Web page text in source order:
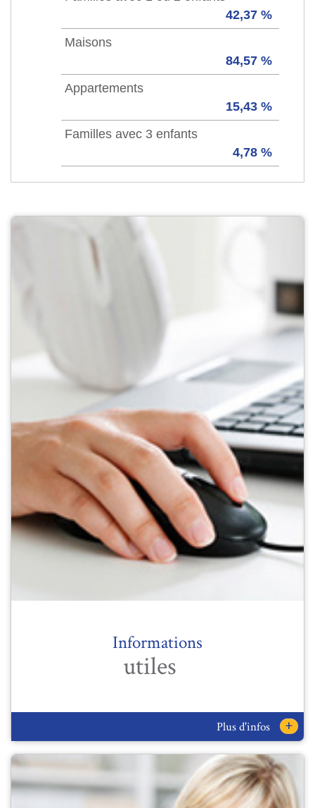
42,37 %
Maisons
84,57 %
Appartements
15,43 %
Familles avec 3 enfants
4,78 %
Informations
utiles
Plus d'infos +